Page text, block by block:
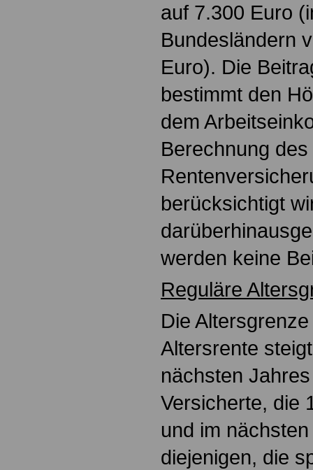
auf 7.300 Euro
Bundesländern
Euro). Die
bestimmt den
dem
Berechnung des
berücksichtigt
werden keine
Reguläre
Die
Altersrente
nächsten
Versicherte, die
und im
diejenigen, die